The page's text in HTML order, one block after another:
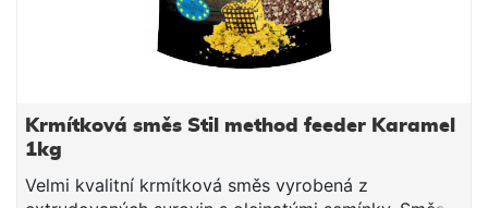
Krmítková směs Stil method feeder Karamel
1kg
Velmi kvalitní krmítková směs vyrobená z